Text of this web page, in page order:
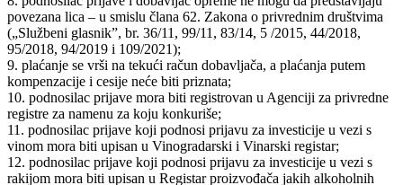
povezana lica ‒ u smislu člana 62. Zakona o privrednim društvima
(„Službeni glasnik”, br. 36/11, 99/11, 83/14, 5 /2015, 44/2018,
95/2018, 94/2019 i 109/2021);
9. plaćanje se vrši na tekući račun dobavljača, a plaćanja putem
kompenzacije i cesije neće biti priznata;
10. podnosilac prijave mora biti registrovan u Agenciji za privredne
registre za namenu za koju konkuriše;
11. podnosilac prijave koji podnosi prijavu za investicije u vezi s
vinom mora biti upisan u Vinogradarski i Vinarski registar;
12. podnosilac prijave koji podnosi prijavu za investicije u vezi s
rakijom mora biti upisan u Registar proizvođača jakih alkoholnih